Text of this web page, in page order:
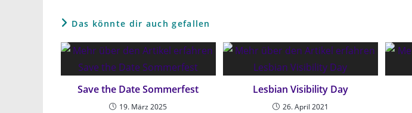
Das könnte dir auch gefallen
Save the Date Sommerfest
19. März 2025
Lesbian Visibility Day
26. April 2021